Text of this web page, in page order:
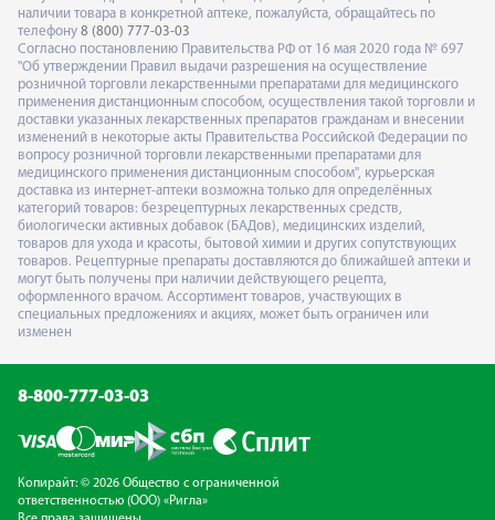
наличии товара в конкретной аптеке, пожалуйста, обращайтесь по
телефону 8 (800) 777-03-03
Согласно постановлению Правительства РФ от 16 мая 2020 года № 697
"Об утверждении Правил выдачи разрешения на осуществление
розничной торговли лекарственными препаратами для медицинского
применения дистанционным способом, осуществления такой торговли и
доставки указанных лекарственных препаратов гражданам и внесении
изменений в некоторые акты Правительства Российской Федерации по
вопросу розничной торговли лекарственными препаратами для
медицинского применения дистанционным способом", курьерская
доставка из интернет-аптеки возможна только для определённых
категорий товаров: безрецептурных лекарственных средств,
биологически активных добавок (БАДов), медицинских изделий,
товаров для ухода и красоты, бытовой химии и других сопутствующих
товаров. Рецептурные препараты доставляются до ближайшей аптеки и
могут быть получены при наличии действующего рецепта,
оформленного врачом. Ассортимент товаров, участвующих в
специальных предложениях и акциях, может быть ограничен или
изменен
8-800-777-03-03
Копирайт: © 2026 Общество с ограниченной
ответственностью (ООО) «Ригла»